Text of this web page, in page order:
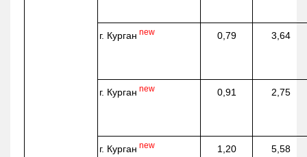
г. Курган new 0,79 3,64
г. Курган new 0,91 2,75
г. Курган new 1,20 5,58